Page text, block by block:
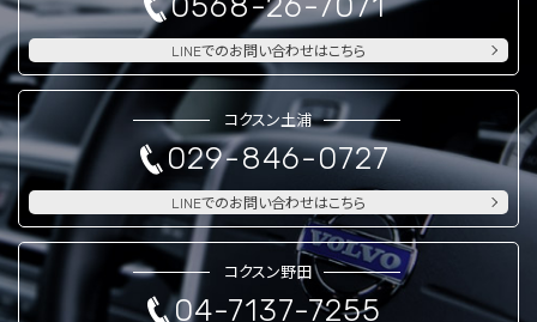
LINEでのお問い合わせはこちら
コクスン土浦
029-846-0727
LINEでのお問い合わせはこちら
コクスン野田
04-7137-7255